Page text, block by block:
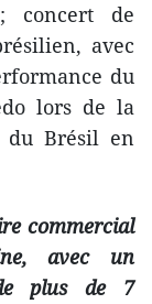
concert de
avec
du
lors de la
du Brésil en
commercial
avec un
plus de 7